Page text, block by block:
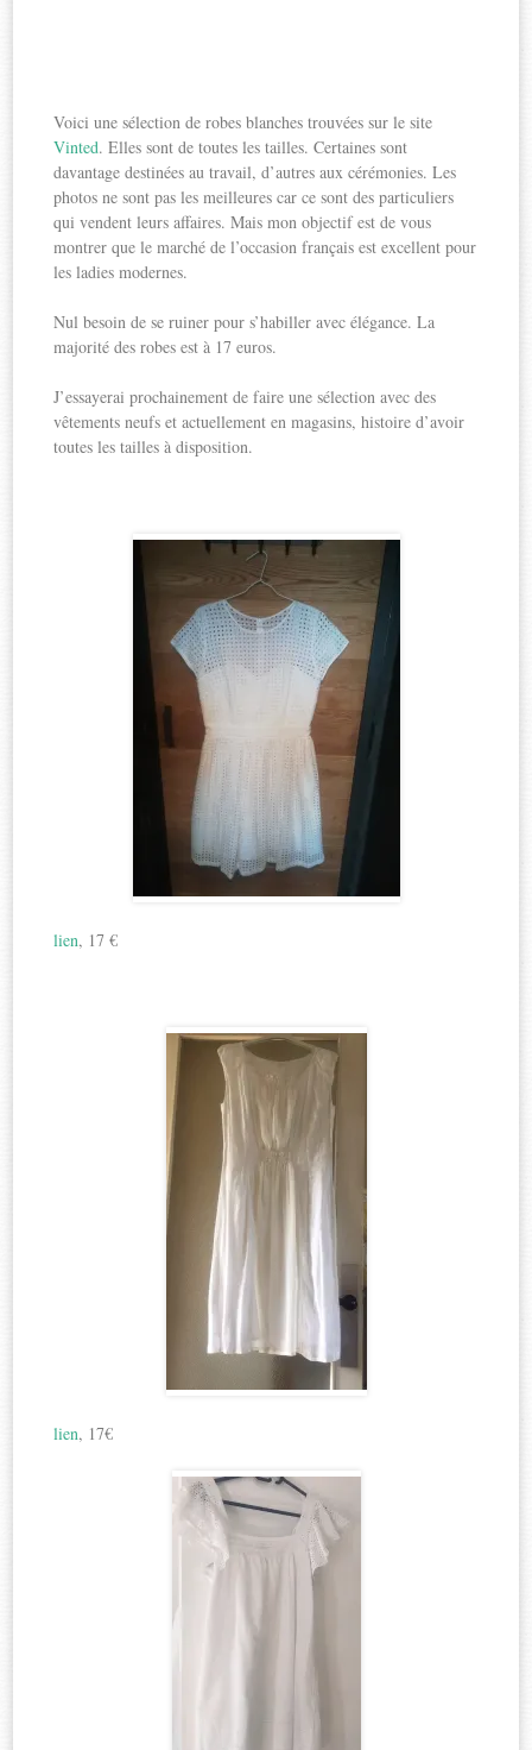
Voici une sélection de robes blanches trouvées sur le site
Vinted. Elles sont de toutes les tailles. Certaines sont
davantage destinées au travail, d’autres aux cérémonies. Les
photos ne sont pas les meilleures car ce sont des particuliers
qui vendent leurs affaires. Mais mon objectif est de vous
montrer que le marché de l’occasion français est excellent pour
les ladies modernes.
Nul besoin de se ruiner pour s’habiller avec élégance. La
majorité des robes est à 17 euros.
J’essayerai prochainement de faire une sélection avec des
vêtements neufs et actuellement en magasins, histoire d’avoir
toutes les tailles à disposition.
lien, 17 €
lien, 17€